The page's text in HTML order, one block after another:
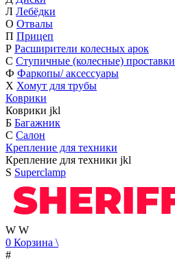
Л Лебёдки
О Отвалы
П Прицеп
Р Расширители колесных арок
С Ступичные (колесные) проставки
Ф Фаркопы/ аксессуары
Х Хомут для трубы
Коврики
Коврики jkl
Б Багажник
С Салон
Крепление для техники
Крепление для техники jkl
S Superclamp
W W
0 Корзина \
#